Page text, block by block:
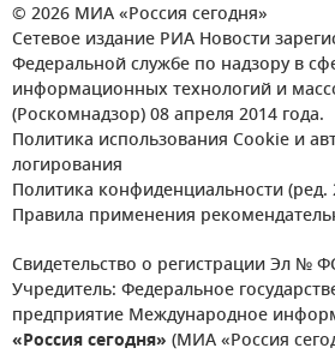
© 2026 МИА «Россия сегодня»
Сетевое издание РИА Новости
Федеральной службе по надзору в
информационных технологий и
(Роскомнадзор) 08 апреля 2014 года.
Политика использования Cookie и
логирования
Политика конфиденциальности (ред.
Правила применения
Свидетельство о регистрации Эл №
Учредитель: Федеральное
предприятие Международное
«Россия сегодня» (МИА «Россия